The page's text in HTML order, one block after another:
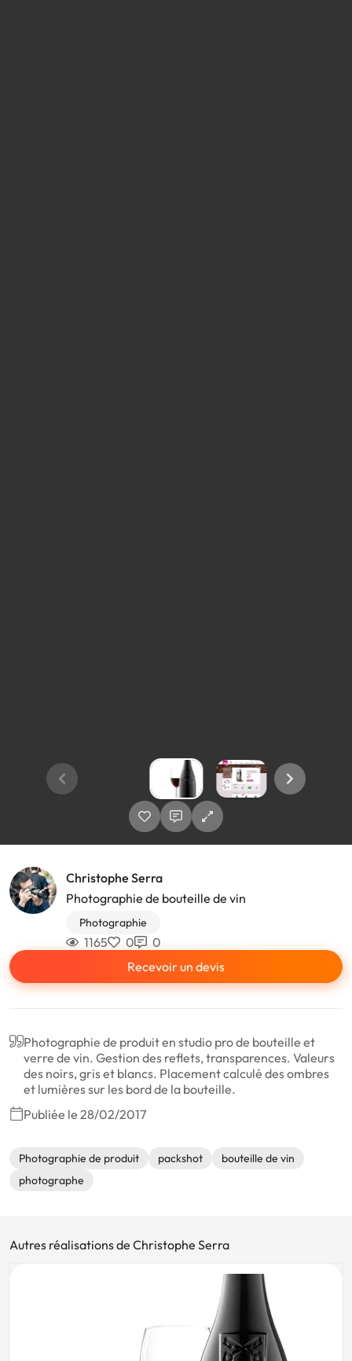
Christophe Serra
Photographie de bouteille de vin
Photographie
1165 0
0
Recevoir un devis
Photographie de produit en studio pro de bouteille et
verre de vin. Gestion des reflets, transparences. Valeurs
des noirs, gris et blancs. Placement calculé des ombres
et lumières sur les bord de la bouteille.
Publiée le 28/02/2017
Photographie de produit packshot
bouteille de vin
photographe
Autres réalisations de Christophe Serra